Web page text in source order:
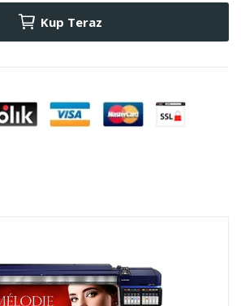
Kup Teraz